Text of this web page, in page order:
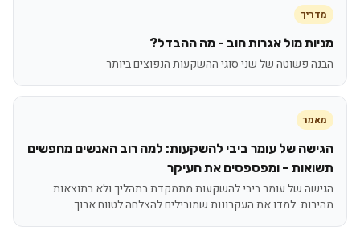
מדריך
מניות מול אגרות חוב - מה ההבדל?
הבנה פשוטה של שני סוגי ההשקעות הנפוצים ביותר
מאמר
הגישה של עומר ביבי להשקעות: למה רוב האנשים מחפשים
תשואות – ומפספסים את העיקר
הגישה של עומר ביבי להשקעות מתמקדת בתהליך ולא בתוצאות
מהירות. למדו את העקרונות שמובילים להצלחה לטווח ארוך.